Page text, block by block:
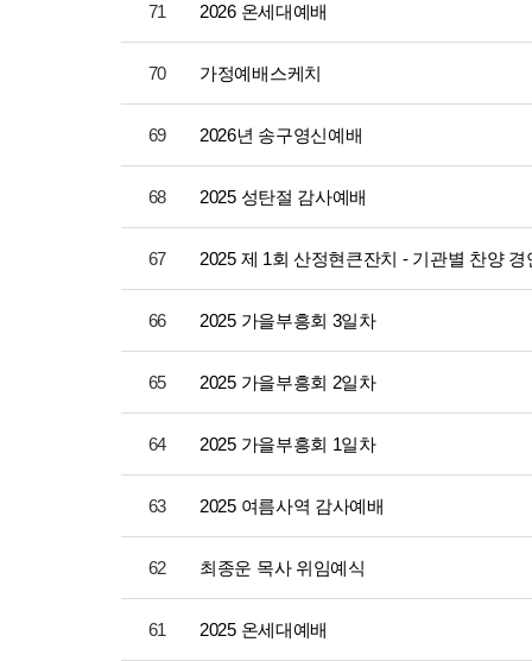
71 2026 온세대예배
70 가정예배스케치
69 2026년 송구영신예배
68 2025 성탄절 감사예배
67 2025 제 1회 산정현큰잔치 - 기관별 찬양 경
66 2025 가을부흥회 3일차
65 2025 가을부흥회 2일차
64 2025 가을부흥회 1일차
63 2025 여름사역 감사예배
62 최종운 목사 위임예식
61 2025 온세대예배